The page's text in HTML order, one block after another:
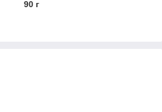
90 г